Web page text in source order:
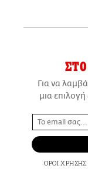
Για να
μια
ΟΡΟΙ ΧΡΗΣΗΣ